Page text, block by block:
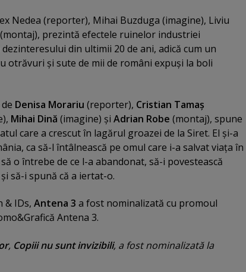
Nedea (reporter), Mihai Buzduga (imagine), Liviu
prezintă efectele ruinelor industriei
din ultimii 20 de ani, adică cum un
otrăvuri şi sute de mii de români expuşi la boli
Denisa Morariu (reporter), Cristian Tamaş
Mihai Dină (imagine) şi Adrian Robe (montaj), spune
care a crescut în lagărul groazei de la Siret. El şi-a
ca să-l întâlnească pe omul care i-a salvat viaţa în
o întrebe de ce l-a abandonat, să-i povestească
să-i spună că a iertat-o.
& IDs, Antena 3 a fost nominalizată cu promoul
Antena 3.
, Copiii nu sunt invizibili, a fost nominalizată la